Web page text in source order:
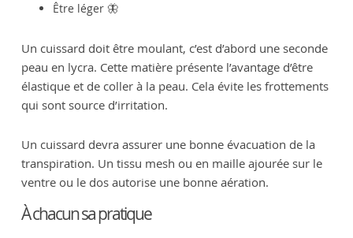
Être léger 🦋
Un cuissard doit être moulant, c’est d’abord une seconde
peau en lycra. Cette matière présente l’avantage d’être
élastique et de coller à la peau. Cela évite les frottements
qui sont source d’irritation.
Un cuissard devra assurer une bonne évacuation de la
transpiration. Un tissu mesh ou en maille ajourée sur le
ventre ou le dos autorise une bonne aération.
À chacun sa pratique